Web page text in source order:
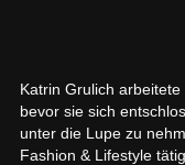
Katrin Grulich
bevor sie sich
unter die Lupe zu
Fashion & Lifestyle